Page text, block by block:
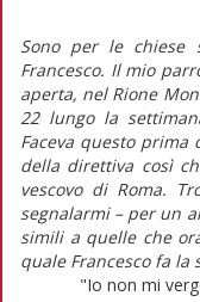
Sono per le chiese
Francesco. Il mio
aperta, nel Rione
22 lungo la
Faceva questo prima
della direttiva così
vescovo di Roma.
segnalarmi – per un
simili a quelle che
quale Francesco fa la
"Io non mi